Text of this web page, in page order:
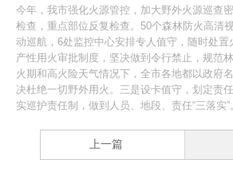
新闻中心
关于我们
今年，我市强化火源管控，加大野外火源巡查
检查，重点部位反复检查。50个森林防火高清
动巡航，6处监控中心安排专人值守，随时处置
产性用火审批制度，坚决做到令行禁止，规范
火期和高火险天气情况下，全市各地都以政府
决杜绝一切野外用火。三是设卡值守，划定责
实巡护责任制，做到人员、地段、责任“三落实”
上一篇